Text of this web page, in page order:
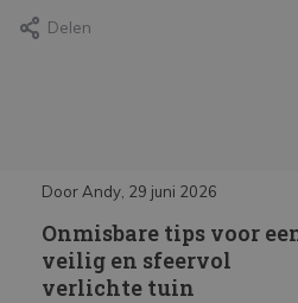
Delen
Door Andy, 29 juni 2026
Onmisbare tips voor
veilig en sfeervol
verlichte tuin